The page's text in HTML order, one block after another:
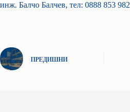
инж. Балчо Балчев, тел: 0888 853 982
ПРЕДИШНИ